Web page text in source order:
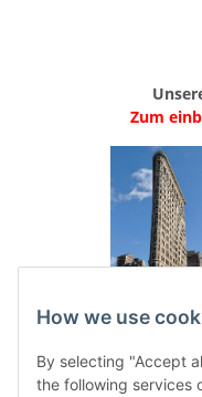
Zum
Categories
How we use
By selecting "Accept
the following services